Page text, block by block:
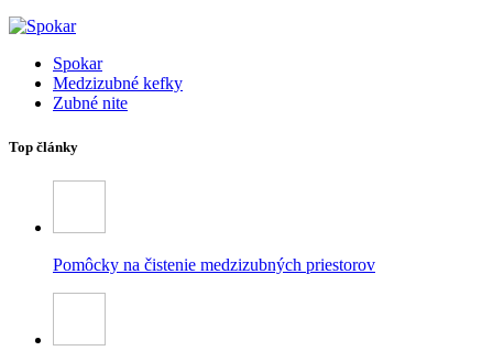
Spokar
Medzizubné kefky
Zubné nite
Top články
Pomôcky na čistenie medzizubných priestorov